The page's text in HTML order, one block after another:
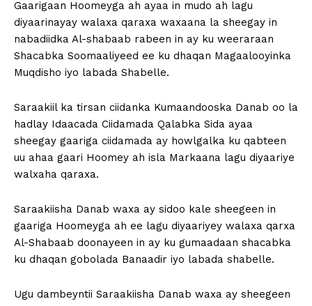
Gaarigaan Hoomeyga ah ayaa in mudo ah lagu
diyaarinayay walaxa qaraxa waxaana la sheegay in
nabadiidka Al-shabaab rabeen in ay ku weeraraan
Shacabka Soomaaliyeed ee ku dhaqan Magaalooyinka
Muqdisho iyo labada Shabelle.
Saraakiil ka tirsan ciidanka Kumaandooska Danab oo la
hadlay Idaacada Ciidamada Qalabka Sida ayaa
sheegay gaariga ciidamada ay howlgalka ku qabteen
uu ahaa gaari Hoomey ah isla Markaana lagu diyaariye
walxaha qaraxa.
Saraakiisha Danab waxa ay sidoo kale sheegeen in
gaariga Hoomeyga ah ee lagu diyaariyey walaxa qarxa
Al-Shabaab doonayeen in ay ku gumaadaan shacabka
ku dhaqan gobolada Banaadir iyo labada shabelle.
Ugu dambeyntii Saraakiisha Danab waxa ay sheegeen